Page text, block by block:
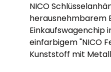
NICO
herausnehmbarem
Einkaufswagenchip
einfarbigem "NICO
Kunststoff mit